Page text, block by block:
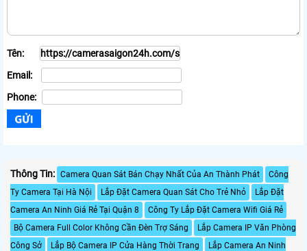
Tên:
Email:
Phone:
Thông Tin: Camera Quan Sát Bán Chạy Nhất Của An Thành Phát
Công
Ty Camera Tại Hà Nội
Lắp Đặt Camera Quan Sát Cho Trẻ Nhỏ
Lắp Đặt
Camera An Ninh Giá Rẻ Tại Quận 8
Công Ty Lắp Đặt Camera Wifi Giá Rẻ
Bộ Camera Full Color Không Cần Đèn Trợ Sáng
Lắp Camera IP Văn Phòng
Công Sở
Lắp Bộ Camera IP Cửa Hàng Thời Trang Lắp Camera An Ninh